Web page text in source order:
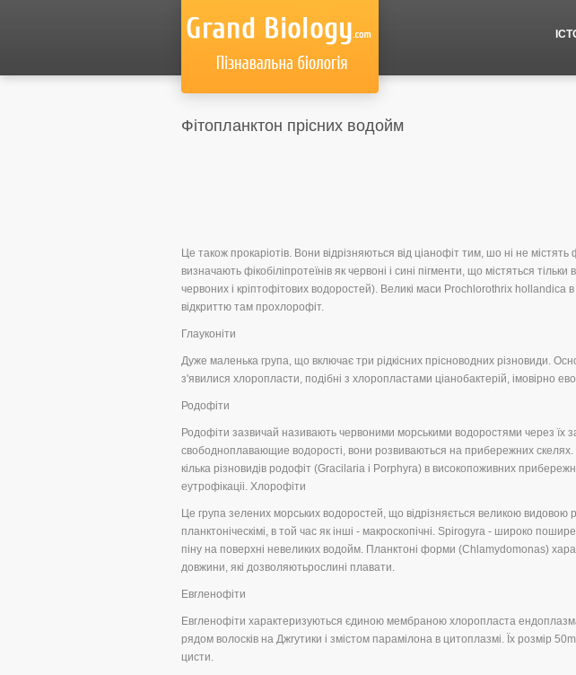
Фітопланктон прісних водойм
Це також прокаріотів. Вони відрізняються від ціанофіт тим, шо ні не містять
визначають фікобіліпротеїнів як червоні і сині пігменти, що містяться тільки
червоних і кріптофітових водоростей). Великі маси Prochlorothrix hollandica
відкриттю там прохлорофіт.
Глауконіти
Дуже маленька група, що включає три рідкісних прісноводних різновиди.
з'явилися хлоропласти, подібні з хлоропластами ціанобактерій, імовірно
Родофіти
Родофіти зазвичай називають червоними морськими водоростями через їх
свободноплавающие водорості, вони розвиваються на прибережних
кілька різновидів родофіт (Gracilaria і Porphyra) в високопоживних
еутрофікаціі. Хлорофіти
Це група зелених морських водоростей, що відрізняється великою видовою
планктоніческімі, в той час як інші - макроскопічні. Spirogyra - широко
піну на поверхні невеликих водойм. Планктоні форми (Chlamydomonas)
довжини, які дозволяютьрослині плавати.
Евгленофіти
Евгленофіти характеризуються єдиною мембраною хлоропласта
рядом волосків на Джгутики і змістом парамілона в цитоплазмі. Їх розмір
цисти.